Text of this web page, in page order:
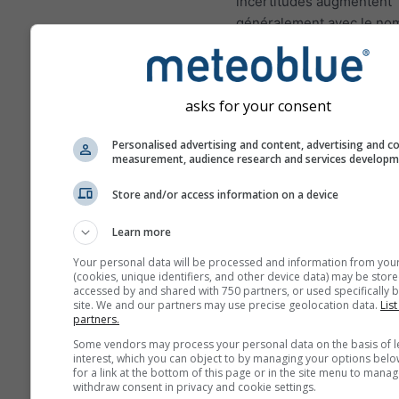
généralement avec le
jours de prévisions en
Les prévisions sont
fait, plusieurs modèles
différentes variables de
seront calculés afin
météorologiques.
Plus de données météo
Prévisions
asks for your consent
Personalised advertising and content, advertising and
measurement, audience research and services
Store and/or access information on a device
Learn more
Your personal data will be processed and information from
(cookies, unique identifiers, and other device data) may be
accessed by and shared with 750 partners, or used specifically
site. We and our partners may use precise geolocation data.
partners.
Some vendors may process your personal data on the basis of
interest, which you can object to by managing your options
for a link at the bottom of this page or in the site menu to
withdraw consent in privacy and cookie settings.